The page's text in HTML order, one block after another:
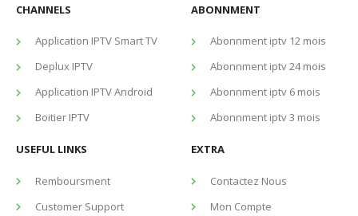
TERMS OF SERVICE
ABOUT US
CHANNELS
Application IPTV Smart TV
Application IPTV Android
Boitier IPTV
ABONNMENT
Abonnment iptv 12 mois
Abonnment iptv 6 mois
Abonnment iptv 3 mois